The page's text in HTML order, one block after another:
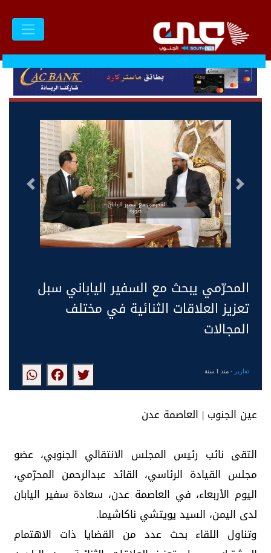
المحرمي مع سفير اليابان -
صورة
التالى السابق
المحرّمي يبحث مع السفير الياباني سبل
تعزيز العلاقات الثنائية في مختلف
المجالات
تقارير - منذ 1 سنة
‏عين الجنوب | العاصمة عدن
‏التقى نائب رئيس المجلس الانتقالي الجنوبي، عضو
مجلس القيادة الرئاسي، القائد عبدالرحمن المحرّمي،
اليوم الأربعاء، في العاصمة عدن، سعادة سفير اليابان
لدى اليمن، السيد يويتشي ناكاشيما.
‏وتناول اللقاء بحث عدد من القضايا ذات الاهتمام